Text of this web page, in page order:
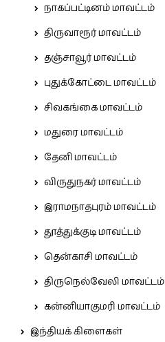
நாகப்பட்டினம் மாவட்டம்
திருவாரூர் மாவட்டம்
தஞ்சாவூர் மாவட்டம்
புதுக்கோட்டை மாவட்டம்
சிவகங்கை மாவட்டம்
மதுரை மாவட்டம்
தேனி மாவட்டம்
விருதுநகர் மாவட்டம்
இராமநாதபுரம் மாவட்டம்
தூத்துக்குடி மாவட்டம்
தென்காசி மாவட்டம்
திருநெல்வேலி மாவட்டம்
கன்னியாகுமரி மாவட்டம்
இந்தியக் கிளைகள்